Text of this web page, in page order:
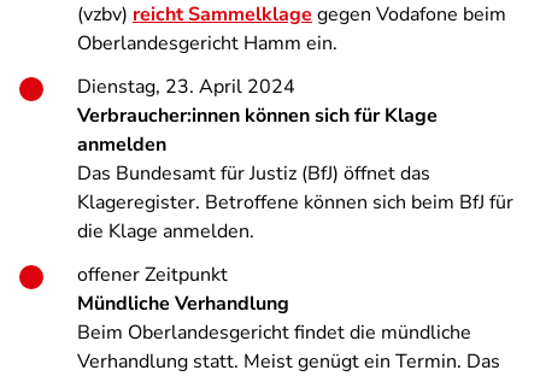
(vzbv) reicht Sammelklage gegen Vodafone beim
Oberlandesgericht Hamm ein.
Dienstag, 23. April 2024
Verbraucher:innen können sich für Klage
anmelden
Das Bundesamt für Justiz (BfJ) öffnet das
Klageregister. Betroffene können sich beim BfJ für
die Klage anmelden.
offener Zeitpunkt
Mündliche Verhandlung
Beim Oberlandesgericht findet die mündliche
Verhandlung statt. Meist genügt ein Termin. Das